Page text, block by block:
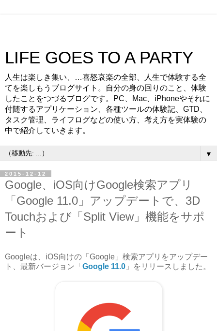
LIFE GOES TO A PARTY
人生は楽しき集い、…喜怒哀楽の全部、人生で体験する全
てを楽しもうブログサイト。自分の身の回りのこと、体験
したことをつづるブログです。PC、Mac、iPhoneやそれに
付随するアプリケーション、各種ツールの体験記、GTD、
タスク管理、ライフログなどの使い方、考え方を実体験の
中で紹介していきます。
▼
2015-12-12
Google、iOS向けGoogle検索アプリ
「Google 11.0」アップデートで、3D
Touchおよび「Split View」機能をサポ
ート
Googleは、iOS向けの「Google」検索アプリをアップデー
ト、最新バージョン「 Google 11.0 」をリリースしました。